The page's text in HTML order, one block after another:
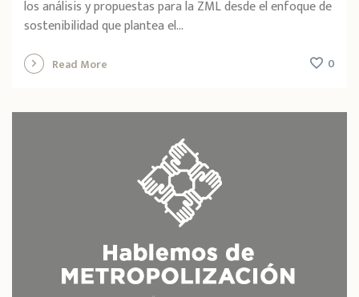
los análisis y propuestas para la ZML desde el enfoque de
sostenibilidad que plantea el...
Read More 0